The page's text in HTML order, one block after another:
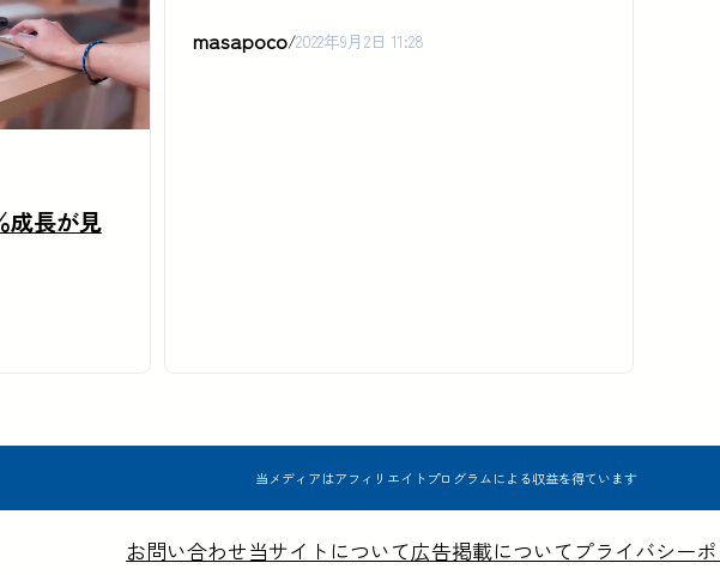
成長が見
masapoco/2022年9月2日 11:28
当メディアはアフィリエイトプログラムによる収益を得ています
お問い合わせ当サイトについて広告掲載についてプライバシー